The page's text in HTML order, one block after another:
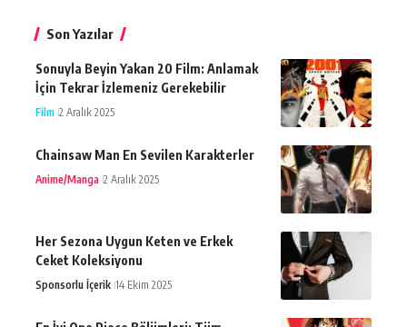
Son Yazılar
Sonuyla Beyin Yakan 20 Film: Anlamak
İçin Tekrar İzlemeniz Gerekebilir
Film 2 Aralık 2025
Chainsaw Man En Sevilen Karakterler
Anime/Manga 2 Aralık 2025
Her Sezona Uygun Keten ve Erkek
Ceket Koleksiyonu
Sponsorlu İçerik 14 Ekim 2025